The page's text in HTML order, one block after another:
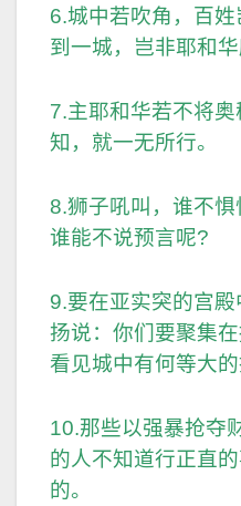
6.城中若吹角，百
到一城，岂非耶和
7.主耶和华若不将
知，就一无所行。
8.狮子吼叫，谁不惧
谁能不说预言呢?
9.要在亚实突的宫
扬说：你们要聚集
看见城中有何等大的
10.那些以强暴抢夺
的人不知道行正直
的。